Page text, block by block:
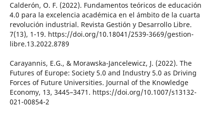
Calderón, O. F. (2022). Fundamentos teóricos de educación
4.0 para la excelencia académica en el ámbito de la cuarta
revolución industrial. Revista Gestión y Desarrollo Libre.
7(13), 1-19. https://doi.org/10.18041/2539-3669/gestion-
libre.13.2022.8789
Carayannis, E.G., & Morawska-Jancelewicz, J. (2022). The
Futures of Europe: Society 5.0 and Industry 5.0 as Driving
Forces of Future Universities. Journal of the Knowledge
Economy, 13, 3445–3471. https://doi.org/10.1007/s13132-
021-00854-2